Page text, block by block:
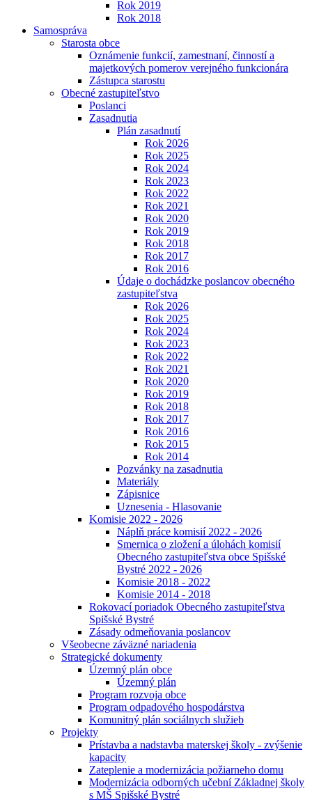
Rok 2019
Rok 2018
Samospráva
Starosta obce
Oznámenie funkcií, zamestnaní, činností a
majetkových pomerov verejného funkcionára
Zástupca starostu
Obecné zastupiteľstvo
Poslanci
Zasadnutia
Plán zasadnutí
Rok 2026
Rok 2025
Rok 2024
Rok 2023
Rok 2022
Rok 2021
Rok 2020
Rok 2019
Rok 2018
Rok 2017
Rok 2016
Údaje o dochádzke poslancov obecného
zastupiteľstva
Rok 2026
Rok 2025
Rok 2024
Rok 2023
Rok 2022
Rok 2021
Rok 2020
Rok 2019
Rok 2018
Rok 2017
Rok 2016
Rok 2015
Rok 2014
Pozvánky na zasadnutia
Materiály
Zápisnice
Uznesenia - Hlasovanie
Komisie 2022 - 2026
Náplň práce komisií 2022 - 2026
Smernica o zložení a úlohách komisií
Obecného zastupiteľstva obce Spišské
Bystré 2022 - 2026
Komisie 2018 - 2022
Komisie 2014 - 2018
Rokovací poriadok Obecného zastupiteľstva
Spišské Bystré
Zásady odmeňovania poslancov
Všeobecne záväzné nariadenia
Strategické dokumenty
Územný plán obce
Územný plán
Program rozvoja obce
Program odpadového hospodárstva
Komunitný plán sociálnych služieb
Projekty
Prístavba a nadstavba materskej školy - zvýšenie
kapacity
Zateplenie a modernizácia požiarneho domu
Modernizácia odborných učební Základnej školy
s MŠ Spišské Bystré